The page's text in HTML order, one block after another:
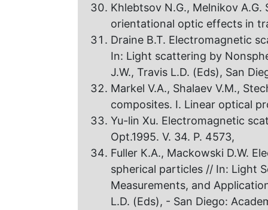
Khlebtsov N.G., Melnikov
orientational optic effects in
Draine B.T. Electromagnetic
In: Light scattering by
J.W., Travis L.D. (Eds), San
Markel V.A., Shalaev V.M.,
composites. I. Linear optical
Yu-lin Xu. Electromagnetic
Opt.1995. V. 34. P. 4573,
Fuller К.А., Mackowski D.W.
spherical particles // In: Light
Measurements, and
L.D. (Eds), - San Diego: